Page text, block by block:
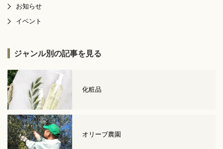
お知らせ
イベント
ジャンル別の記事を見る
化粧品
オリーブ農園